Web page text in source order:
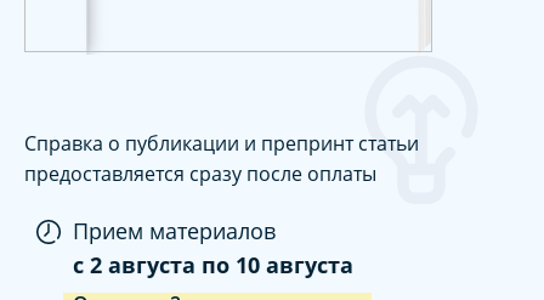
Справка о публикации и препринт статьи
предоставляется сразу после оплаты
Прием материалов
c 2 августа по 10 августа